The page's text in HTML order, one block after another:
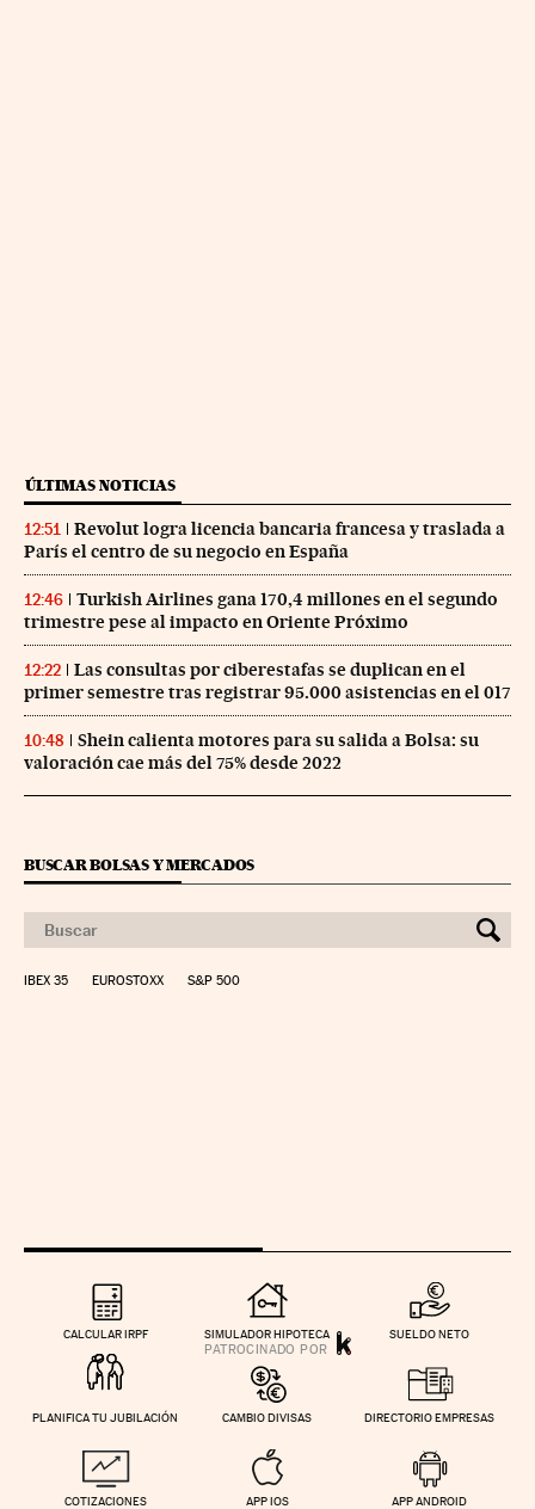
ÚLTIMAS NOTICIAS
12:51
Revolut logra licencia bancaria francesa y traslada a
París el centro de su negocio en España
12:46
Turkish Airlines gana 170,4 millones en el segundo
trimestre pese al impacto en Oriente Próximo
12:22
Las consultas por ciberestafas se duplican en el
primer semestre tras registrar 95.000 asistencias en el 017
10:48
Shein calienta motores para su salida a Bolsa: su
valoración cae más del 75% desde 2022
BUSCAR BOLSAS Y MERCADOS
IBEX 35 EUROSTOXX S&P 500
CALCULAR IRPF SIMULADOR HIPOTECA SUELDO NETO
PLANIFICA TU JUBILACIÓN CAMBIO DIVISAS DIRECTORIO EMPRESAS
COTIZACIONES APP IOS APP ANDROID